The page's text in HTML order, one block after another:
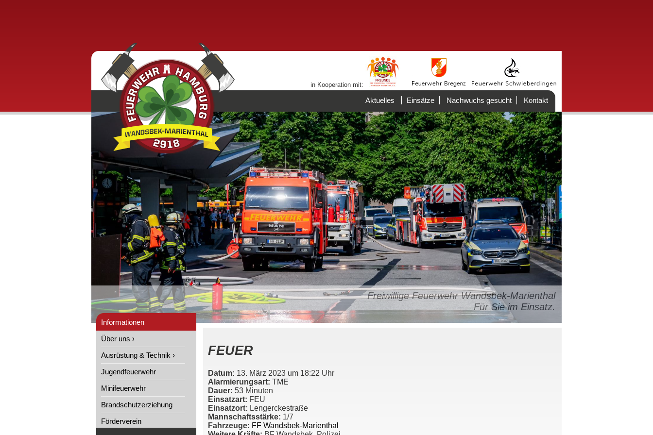
in Kooperation mit:
Aktuelles Einsätze Nachwuchs gesucht Kontakt
Freiwillige Feuerwehr Wandsbek-Marienthal
Für Sie im Einsatz.
Informationen
Über uns ›
Ausrüstung & Technik ›
Jugendfeuerwehr
Minifeuerwehr
Brandschutzerziehung
Förderverein
FEUER
Datum: 13. März 2023 um 18:22 Uhr
Alarmierungsart: TME
Dauer: 53 Minuten
Einsatzart: FEU
Einsatzort: Lengerckestraße
Mannschaftsstärke: 1/7
Fahrzeuge: FF Wandsbek-Marienthal